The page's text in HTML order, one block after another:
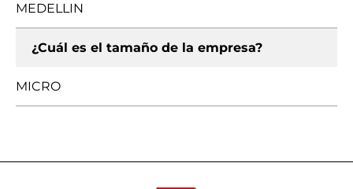
MEDELLIN
¿Cuál es el tamaño de la empresa?
MICRO